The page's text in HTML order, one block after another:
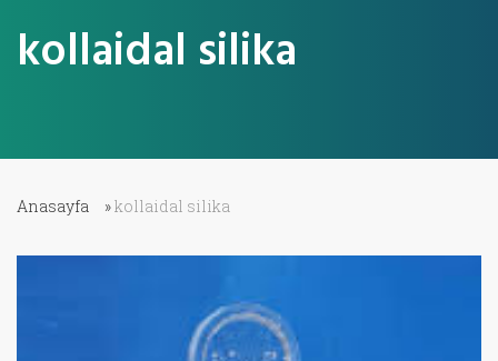
kollaidal silika
Anasayfa »kollaidal silika